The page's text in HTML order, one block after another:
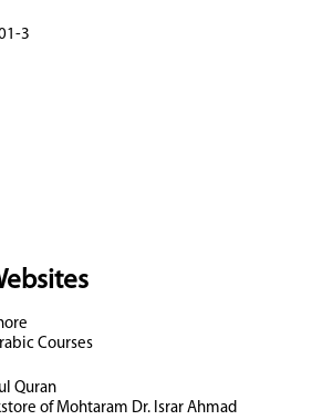
3
Courses
Quran
of Mohtaram Dr. Israr Ahmad